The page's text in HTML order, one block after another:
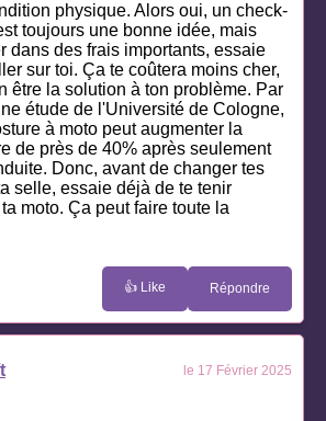
physique. Alors oui, un check-
toujours une bonne idée, mais
dans des frais importants, essaie
sur toi. Ça te coûtera moins cher,
être la solution à ton problème. Par
étude de l'Université de Cologne,
à moto peut augmenter la
de près de 40% après seulement
Donc, avant de changer tes
selle, essaie déjà de te tenir
moto. Ça peut faire toute la
👍 Like Répondre
le 17 Février 2025